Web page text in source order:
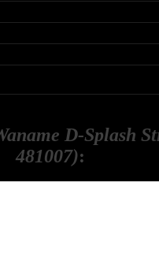
D-Splash
481007):